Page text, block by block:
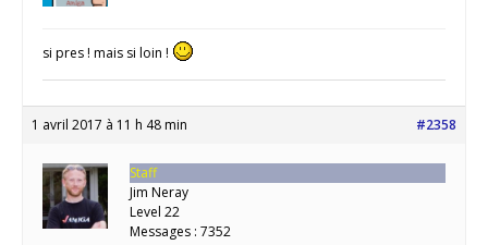
si pres ! mais si loin !
1 avril 2017 à 11 h 48 min #2358
Staff
Jim Neray
Level 22
Messages : 7352